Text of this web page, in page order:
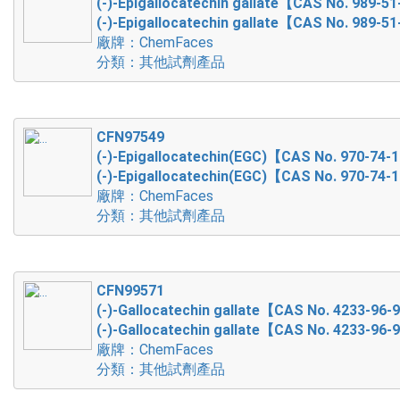
(-)-Epigallocatechin gallate【CAS No. 989-51-
廠牌：ChemFaces
分類：其他試劑產品
CFN97549
(-)-Epigallocatechin(EGC)【CAS No. 970-74-1
(-)-Epigallocatechin(EGC)【CAS No. 970-74-1
廠牌：ChemFaces
分類：其他試劑產品
CFN99571
(-)-Gallocatechin gallate【CAS No. 4233-96-9
(-)-Gallocatechin gallate【CAS No. 4233-96-9
廠牌：ChemFaces
分類：其他試劑產品